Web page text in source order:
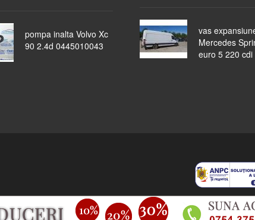
pompa inalta Volvo Xc
90 2.4d 0445010043
vas
Mercedes
euro 5 220 cdi
piese auto masini dezmembrate ocazii lichidari